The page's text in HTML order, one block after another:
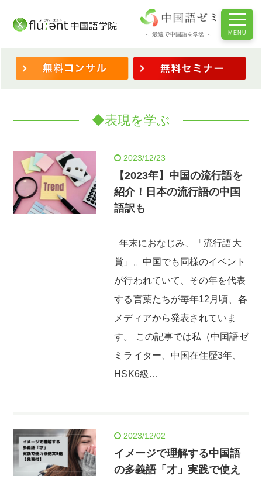
～ 最速で中国語を学習 ～
◆表現を学ぶ
2023/12/23
【2023年】中国の流行語を
紹介！日本の流行語の中国
語訳も
年末におなじみ、「流行語大
賞」。中国でも同様のイベント
が行われていて、その年を代表
する言葉たちが毎年12月頃、各
メディアから発表されていま
す。 この記事では私（中国語ゼ
ミライター、中国在住歴3年、
HSK6級…
2023/12/02
イメージで理解する中国語
の多義語「才」実践で使え